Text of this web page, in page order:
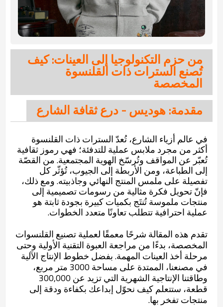
من حزم التكنولوجيا إلى العينات: كيف
تُصنع السترات ذات القلنسوة
المخصصة
مقدمة: هوديس - درع ثقافة الشارع
في عالم أزياء الشارع، تُعدّ السترات ذات القلنسوة
أكثر من مجرد ملابس عملية للتدفئة؛ فهي رموز ثقافية
تُعبّر عن المواقف وتُرسّخ الهوية المجتمعية. من القصّة
إلى الطباعة، ومن الأربطة إلى الجيوب، تُؤثّر كل
تفصيلة على ملمس المنتج النهائي وجاذبيته. ومع ذلك،
فإنّ تحويل فكرة مثالية من رسومات تصميمية إلى
منتجات ملموسة تُنتَج بكميات كبيرة بجودة ثابتة هو
عملية احترافية تتطلب تعاونًا متعدد الخطوات.
تقدم هذه المقالة شرحًا معمقًا لعملية تصنيع القلنسوات
المخصصة، بدءًا من مراجعة العبوة التقنية الأولية وحتى
مرحلة أخذ العينات المهمة. بفضل خطوط الإنتاج الآلية
في مصنعنا، الممتدة على مساحة 3000 متر مربع،
وطاقتنا الإنتاجية الشهرية التي تزيد عن 300,000
قطعة، ستتعلم كيف نحوّل إبداعك بكفاءة ودقة إلى
منتجات تفخر بها.